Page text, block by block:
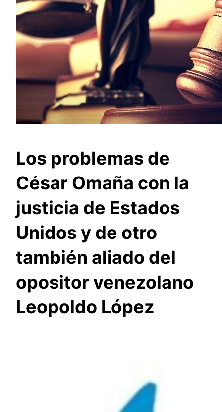
Los problemas de
César Omaña con la
justicia de Estados
Unidos y de otro
también aliado del
opositor venezolano
Leopoldo López